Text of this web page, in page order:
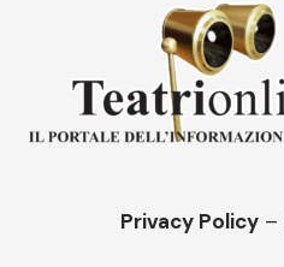
Privacy Policy –